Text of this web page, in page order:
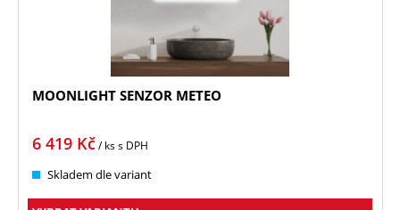
MOONLIGHT SENZOR METEO
6 419 Kč/ kss DPH
Skladem dle variant